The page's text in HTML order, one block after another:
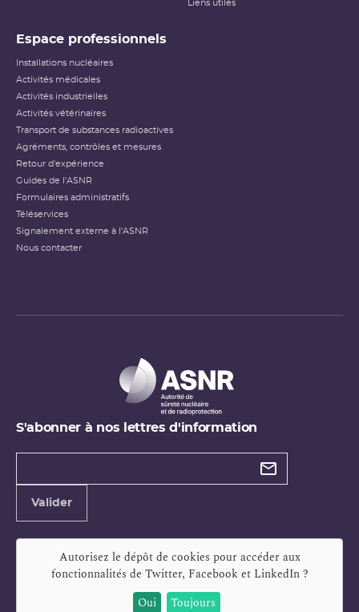
Liens utiles
Espace professionnels
Installations nucléaires
Activités médicales
Activités industrielles
Activités vétérinaires
Transport de substances radioactives
Agréments, contrôles et mesures
Retour d'expérience
Guides de l'ASNR
Formulaires administratifs
Téléservices
Signalement externe à l'ASNR
Nous contacter
S'abonner à nos lettres d'information
Types de
Valider
Autorisez le dépôt de cookies pour accéder aux
fonctionnalités de Twitter, Facebook et LinkedIn?
Oui
Toujours